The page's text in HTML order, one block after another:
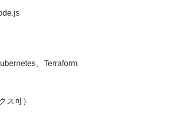
、Terraform
ス可）